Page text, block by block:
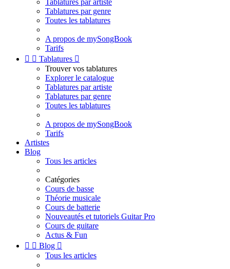
Tablatures par artiste
Tablatures par genre
Toutes les tablatures
A propos de mySongBook
Tarifs
  Tablatures 
Trouver vos tablatures
Explorer le catalogue
Tablatures par artiste
Tablatures par genre
Toutes les tablatures
A propos de mySongBook
Tarifs
Artistes
Blog
Tous les articles
Catégories
Cours de basse
Théorie musicale
Cours de batterie
Nouveautés et tutoriels Guitar Pro
Cours de guitare
Actus & Fun
  Blog 
Tous les articles